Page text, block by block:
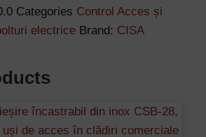
Categories Control Acces și
electrice Brand: CISA